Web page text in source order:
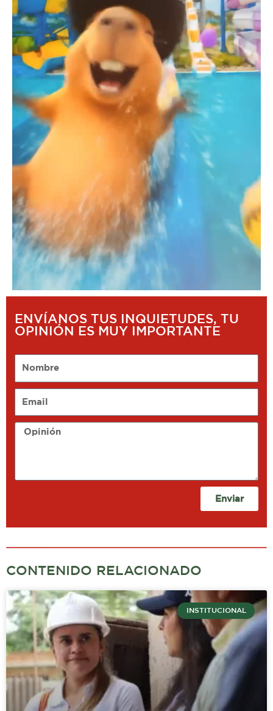
ENVÍANOS TUS INQUIETUDES, TU
OPINIÓN ES MUY IMPORTANTE
Opinión
Enviar
CONTENIDO RELACIONADO
INSTITUCIONAL